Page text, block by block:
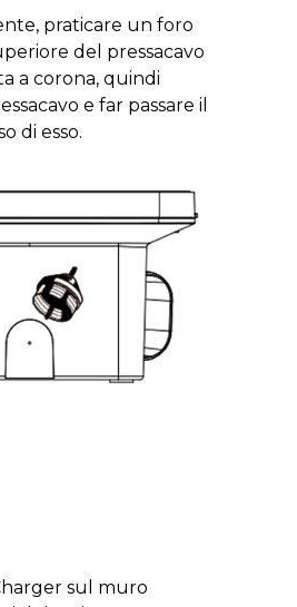
praticare un foro
del pressacavo
a corona, quindi
e far passare il
di esso.
sul muro